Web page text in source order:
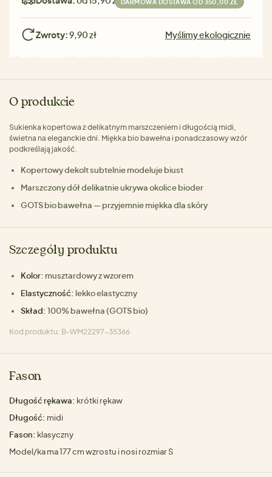
DARMOWA DOSTAWA OD 350,00 ZŁ
Zwroty:9,90 zł Myślimy ekologicznie
O produkcie
Sukienka kopertowa z delikatnym marszczeniem i długością midi,
świetna na eleganckie dni. Miękka bio bawełna i ponadczasowy wzór
podkreślają jakość.
Kopertowy dekolt subtelnie modeluje biust
Marszczony dół delikatnie ukrywa okolice bioder
GOTS bio bawełna — przyjemnie miękka dla skóry
Szczegóły produktu
Kolor: musztardowy z wzorem
Elastyczność: lekko elastyczny
Skład: 100% bawełna (GOTS bio)
Kod produktu: B-WM22297-35366
Fason
Długość rękawa: krótki rękaw
Długość: midi
Fason: klasyczny
Model/ka ma 177 cm wzrostu i nosi rozmiar S